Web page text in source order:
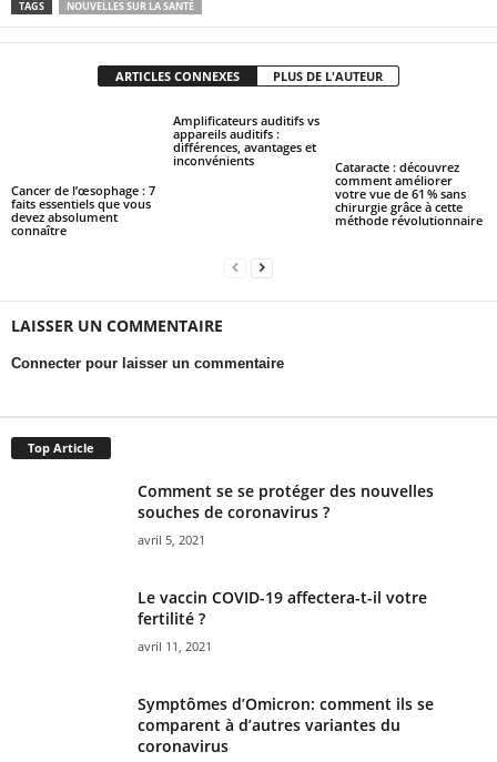
TAGS NOUVELLES SUR LA SANTÉ
ARTICLES CONNEXES PLUS DE L'AUTEUR
Cancer de l’œsophage : 7
faits essentiels que vous
devez absolument
connaître
Amplificateurs auditifs vs
appareils auditifs :
différences, avantages et
inconvénients
Cataracte : découvrez
comment améliorer
votre vue de 61 % sans
chirurgie grâce à cette
méthode révolutionnaire
LAISSER UN COMMENTAIRE
Connecter pour laisser un commentaire
Top Article
Comment se se protéger des nouvelles
souches de coronavirus ?
avril 5, 2021
Le vaccin COVID-19 affectera-t-il votre
fertilité ?
avril 11, 2021
Symptômes d’Omicron: comment ils se
comparent à d’autres variantes du
coronavirus